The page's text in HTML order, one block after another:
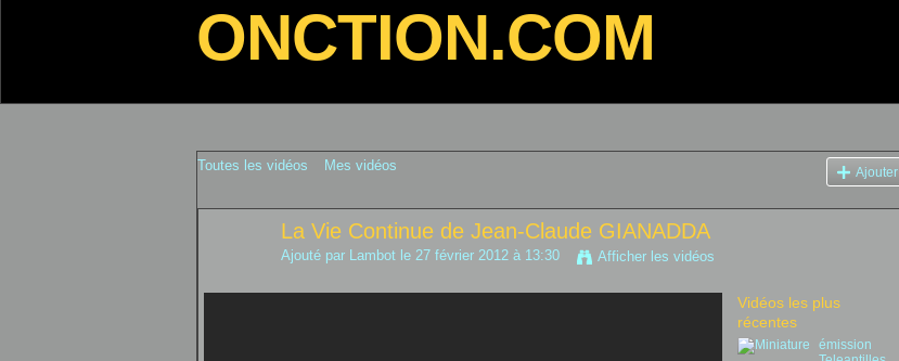
ONCTION.COM
Toutes les vidéos Mes vidéos Ajouter
La Vie Continue de Jean-Claude GIANADDA
Ajouté par Lambot le 27 février 2012 à 13:30 Afficher les vidéos
Vidéos les plus
récentes
émission